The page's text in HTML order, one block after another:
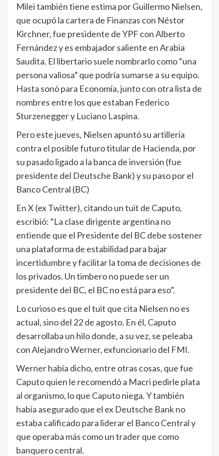
Milei también tiene estima por Guillermo Nielsen,
que ocupó la cartera de Finanzas con Néstor
Kirchner, fue presidente de YPF con Alberto
Fernández y es embajador saliente en Arabia
Saudita. El libertario suele nombrarlo como “una
persona valiosa” que podría sumarse a su equipo.
Hasta sonó para Economía, junto con otra lista de
nombres entre los que estaban Federico
Sturzenegger y Luciano Laspina.
Pero este jueves, Nielsen apuntó su artillería
contra el posible futuro titular de Hacienda, por
su pasado ligado a la banca de inversión (fue
presidente del Deutsche Bank) y su paso por el
Banco Central (BC)
En X (ex Twitter), citando un tuit de Caputo,
escribió: “La clase dirigente argentina no
entiende que el Presidente del BC debe sostener
una plataforma de estabilidad para bajar
incertidumbre y facilitar la toma de decisiones de
los privados. Un timbero no puede ser un
presidente del BC, el BC no está para eso”.
Lo curioso es que el tuit que cita Nielsen no es
actual, sino del 22 de agosto. En él, Caputo
desarrollaba un hilo donde, a su vez, se peleaba
con Alejandro Werner, exfuncionario del FMI.
Werner había dicho, entre otras cosas, que fue
Caputo quien le recomendó a Macri pedirle plata
al organismo, lo que Caputo niega. Y también
había asegurado que el ex Deutsche Bank no
estaba calificado para liderar el Banco Central y
que operaba más como un trader que como
banquero central.